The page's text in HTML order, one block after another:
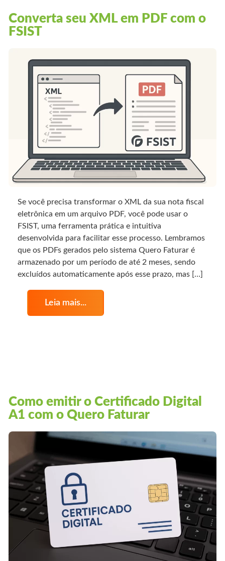
Converta seu XML em PDF com o
FSIST
Se você precisa transformar o XML da sua nota fiscal
eletrônica em um arquivo PDF, você pode usar o
FSIST, uma ferramenta prática e intuitiva
desenvolvida para facilitar esse processo. Lembramos
que os PDFs gerados pelo sistema Quero Faturar é
armazenado por um período de até 2 meses, sendo
excluídos automaticamente após esse prazo, mas […]
Leia mais...
Como emitir o Certificado Digital
A1 com o Quero Faturar